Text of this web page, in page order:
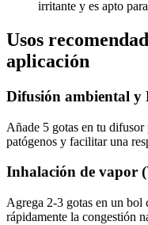
irritante y es apto
Usos
aplicación
Difusión ambiental y
Añade 5 gotas en tu
patógenos y facilitar una
Inhalación de vapor
Agrega 2-3 gotas en un bol
rápidamente la congestión